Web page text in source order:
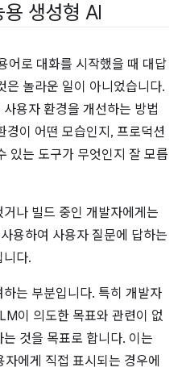
생성형 AI
어로 대화를 시작했을 때 대답
은 놀라운 일이 아니었습니다.
용자 환경을 개선하는 방법
경이 어떤 모습인지, 프로덕션
있는 도구가 무엇인지 잘 모릅
나 빌드 중인 개발자에게는
용하여 사용자 질문에 답하는
니다.
는 부분입니다. 특히 개발자
이 의도한 목표와 관련이 없
것을 목표로 합니다. 이는
에게 직접 표시되는 경우에